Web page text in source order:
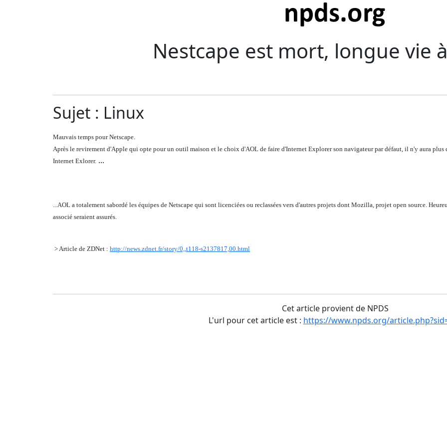
Nestcape est mort, longue vie
Sujet : Linux
Mauvais temps pour Netscape.
Après le revirement d'Apple qui opte pour un outil maison et le choix d'AOL de faire d'Internet Explorer son navigateur par défaut, il n'y aura
Internet Exlorer. ...
...AOL a totalement sabordé les équipes de Netscape qui sont licenciées ou reclassées vers d'autres projets dont Mozilla, projet open source.
associé seraient assurés.
> Article de ZDNet : http://news.zdnet.fr/story/0,,t118-s2137817,00.html
Cet article provient de NPDS
L'url pour cet article est : https://www.npds.org/